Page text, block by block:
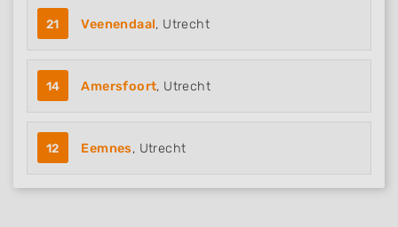
21 Veenendaal, Utrecht
14 Amersfoort, Utrecht
12 Eemnes, Utrecht